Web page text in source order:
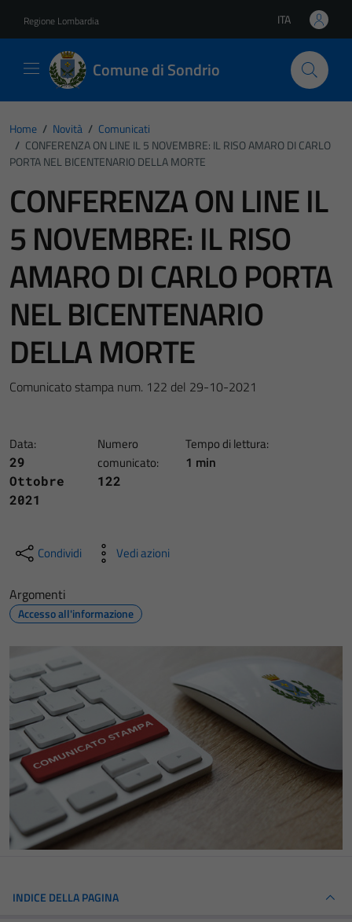
Regione Lombardia Lingua attiva:
ITA
Comune di Sondrio
Home / Novità / Comunicati
/ CONFERENZA ON LINE IL 5 NOVEMBRE: IL RISO AMARO DI CARLO
PORTA NEL BICENTENARIO DELLA MORTE
CONFERENZA ON LINE IL
5 NOVEMBRE: IL RISO
AMARO DI CARLO PORTA
NEL BICENTENARIO
DELLA MORTE
Comunicato stampa num. 122 del 29-10-2021
Data:
29
Ottobre
2021
Numero
comunicato:
122
Tempo di lettura:
1 min
Condividi Vedi azioni
Argomenti
Accesso all'informazione
INDICE DELLA PAGINA